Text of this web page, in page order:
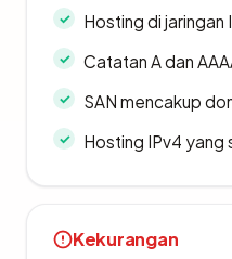
Hosting di jaringan
Catatan A dan
SAN mencakup
Hosting IPv4 yang
Kekurangan